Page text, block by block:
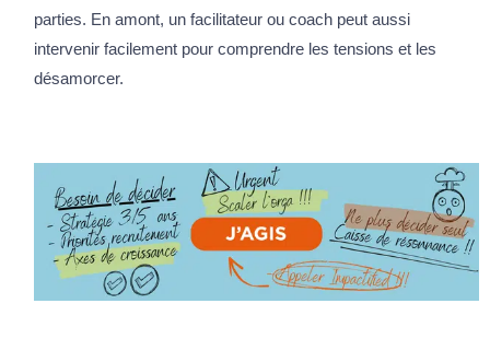
parties. En amont, un facilitateur ou coach peut aussi
intervenir facilement pour comprendre les tensions et les
désamorcer.